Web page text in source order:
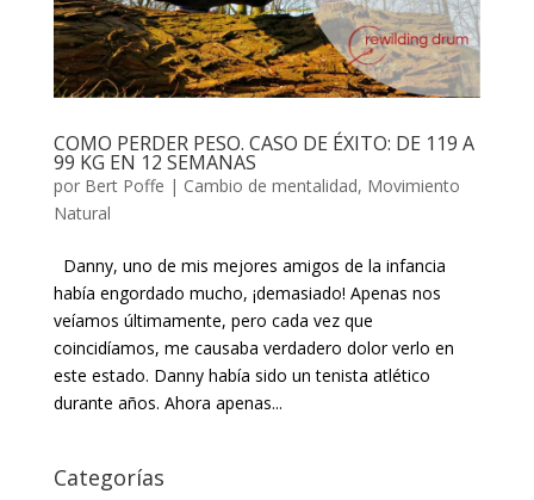
COMO PERDER PESO. CASO DE ÉXITO: DE 119 A
99 KG EN 12 SEMANAS
por Bert Poffe | Cambio de mentalidad, Movimiento
Natural
Danny, uno de mis mejores amigos de la infancia
había engordado mucho, ¡demasiado! Apenas nos
veíamos últimamente, pero cada vez que
coincidíamos, me causaba verdadero dolor verlo en
este estado. Danny había sido un tenista atlético
durante años. Ahora apenas...
Categorías